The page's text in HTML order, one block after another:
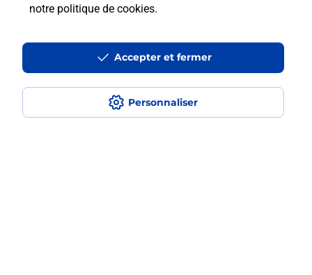
notre politique de cookies.
Personnaliser
Accepter et fermer
médaillon d’alarme qu’est ce que
Comment fonctionne la
téléassistance classique ?